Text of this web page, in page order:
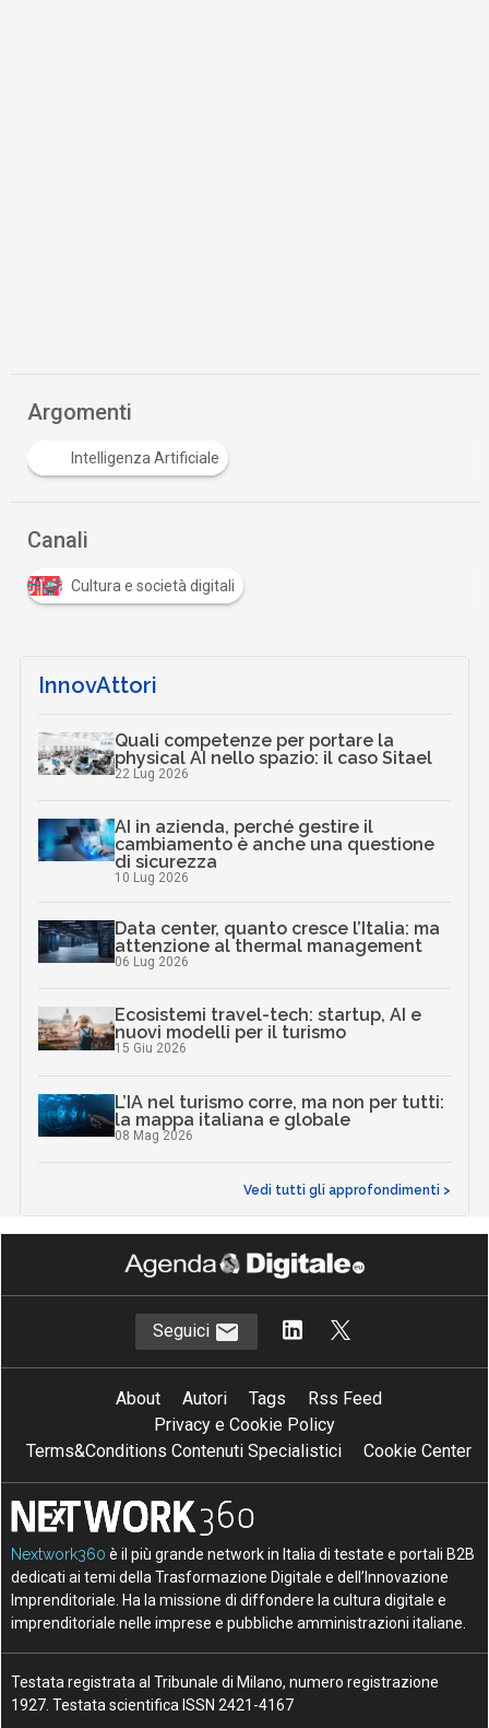
Argomenti
Intelligenza Artificiale
Canali
Cultura e società digitali
InnovAttori
Quali competenze per portare la
physical AI nello spazio: il caso Sitael
22 Lug 2026
AI in azienda, perché gestire il
cambiamento è anche una questione
di sicurezza
10 Lug 2026
Data center, quanto cresce l’Italia: ma
attenzione al thermal management
06 Lug 2026
Ecosistemi travel-tech: startup, AI e
nuovi modelli per il turismo
15 Giu 2026
L’IA nel turismo corre, ma non per tutti:
la mappa italiana e globale
08 Mag 2026
Vedi tutti gli approfondimenti >
Seguici
About Autori Tags
Rss Feed
Privacy e Cookie Policy
Terms&Conditions Contenuti Specialistici
Cookie Center
Nextwork360 è il più grande network in Italia di testate e portali B2B
dedicati ai temi della Trasformazione Digitale e dell’Innovazione
Imprenditoriale. Ha la missione di diffondere la cultura digitale e
imprenditoriale nelle imprese e pubbliche amministrazioni italiane.
Testata registrata al Tribunale di Milano, numero registrazione
1927. Testata scientifica ISSN 2421-4167